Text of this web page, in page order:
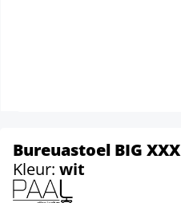
Bureuastoel BIG XXX
Kleur: wit